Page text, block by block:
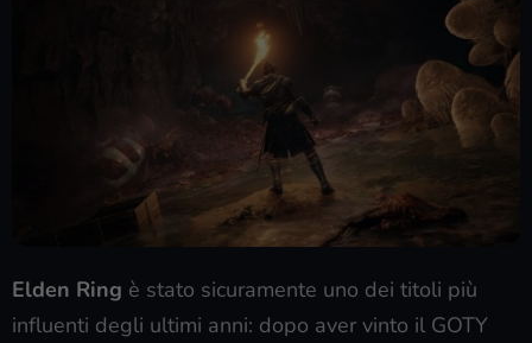
Elden Ring è stato sicuramente uno dei titoli più
influenti degli ultimi anni: dopo aver vinto il GOTY